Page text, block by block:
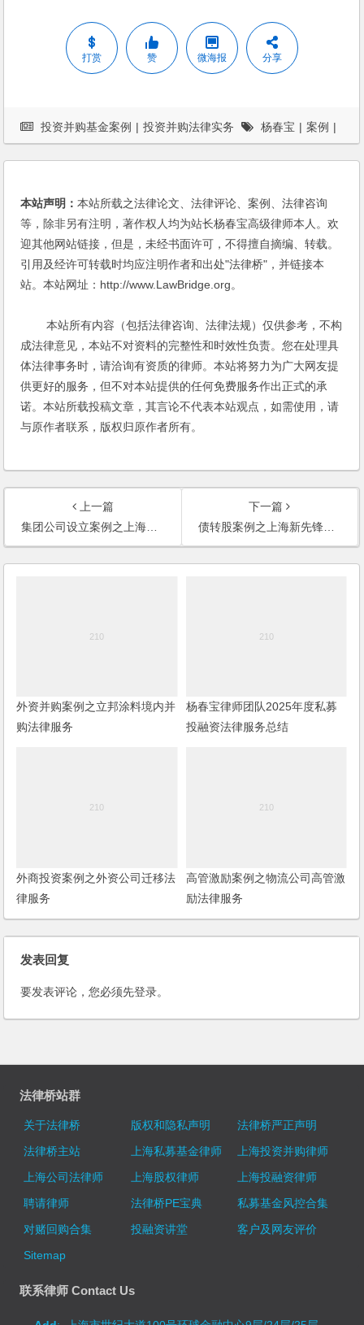
打赏 赞 微海报 分享
投资并购基金案例 | 投资并购法律实务 杨春宝 | 案例 |
本站声明：本站所载之法律论文、法律评论、案例、法律咨询
等，除非另有注明，著作权人均为站长杨春宝高级律师本人。欢
迎其他网站链接，但是，未经书面许可，不得擅自摘编、转载。
引用及经许可转载时均应注明作者和出处"法律桥"，并链接本
站。本站网址：http://www.LawBridge.org。
本站所有内容（包括法律咨询、法律法规）仅供参考，不构
成法律意见，本站不对资料的完整性和时效性负责。您在处理具
体法律事务时，请洽询有资质的律师。本站将努力为广大网友提
供更好的服务，但不对本站提供的任何免费服务作出正式的承
诺。本站所载投稿文章，其言论不代表本站观点，如需使用，请
与原作者联系，版权归原作者所有。
上一篇
集团公司设立案例之上海华博科技集团设立服务
下一篇
债转股案例之上海新先锋药业有限公司债转股和资产重组法律服务
外资并购案例之立邦涂料境内并
购法律服务
杨春宝律师团队2025年度私募
投融资法律服务总结
外商投资案例之外资公司迁移法
律服务
高管激励案例之物流公司高管激
励法律服务
发表回复
要发表评论，您必须先登录。
法律桥站群
关于法律桥 版权和隐私声明
法律桥严正声明
法律桥主站
上海私募基金律师
上海投资并购律师
上海公司法律师
上海股权律师
上海投融资律师
聘请律师
法律桥PE宝典
私募基金风控合集
对赌回购合集
投融资讲堂
客户及网友评价
Sitemap
联系律师 Contact Us